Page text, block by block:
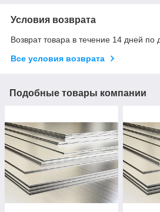
Условия возврата
Возврат товара в течение 14 дней по
Все условия возврата
Подобные товары компании